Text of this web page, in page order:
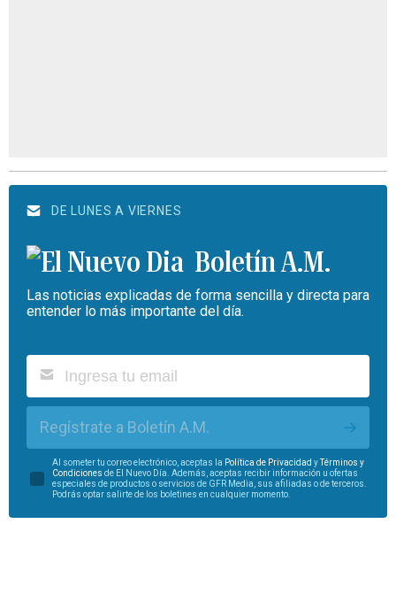
DE LUNES A VIERNES
Boletín A.M.
Las noticias explicadas de forma sencilla y directa para
entender lo más importante del día.
Regístrate a Boletín A.M.
Al someter tu correo electrónico, aceptas la Política de Privacidad yTérminos y
Condiciones de El Nuevo Día. Además, aceptas recibir información u ofertas
especiales de productos o servicios de GFR Media, sus afiliadas o de terceros.
Podrás optar salirte de los boletines en cualquier momento.